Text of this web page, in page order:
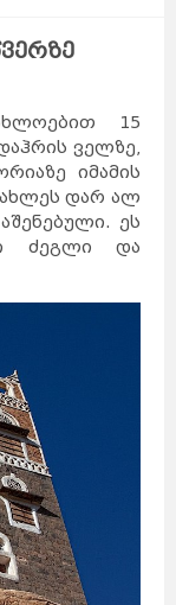
15
ველზე,
იმამის
დარ ალ
ეს
ძეგლი და